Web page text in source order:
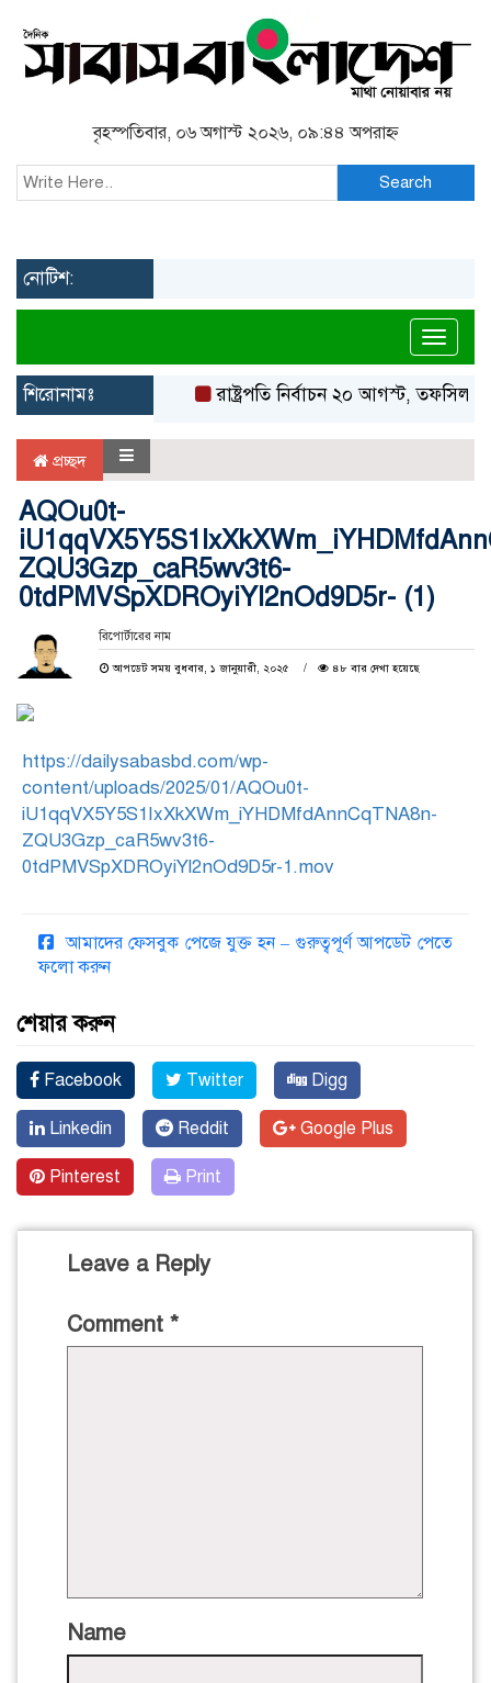
বৃহস্পতিবার, ০৬ অগাস্ট ২০২৬, ০৯:৪৪ অপরাহ্ন
Search
নোটিশ:
শিরোনামঃ রাষ্ট্রপতি নির্বাচন ২০ আগস্ট, তফসিল
প্রচ্ছদ
AQOu0t-
ZQU3Gzp_caR5wv3t6-
0tdPMVSpXDROyiYl2nOd9D5r- (1)
রিপোর্টারের নাম
আপডেট সময় বুধবার, ১ জানুয়ারী, ২০২৫ ৪৮ বার দেখা হয়েছে
https://dailysabasbd.com/wp-
content/uploads/2025/01/AQOu0t-
iU1qqVX5Y5S1IxXkXWm_iYHDMfdAnnCqTNA8n-
ZQU3Gzp_caR5wv3t6-
0tdPMVSpXDROyiYl2nOd9D5r-1.mov
আমাদের ফেসবুক পেজে যুক্ত হন – গুরুত্বপূর্ণ আপডেট পেতে
ফলো করুন
শেয়ার করুন
Facebook Twitter Digg
Linkedin Reddit Google Plus
Pinterest Print
Leave a Reply
Comment *
Name